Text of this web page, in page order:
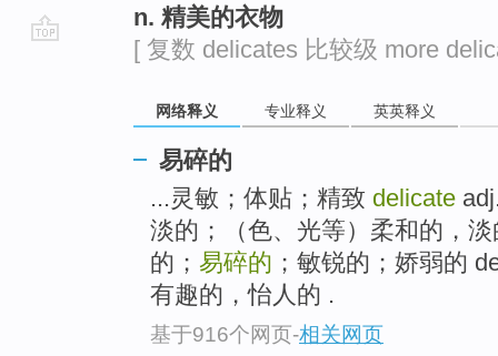
n. 精美的衣物
[ 复数 delicates 比较级 more
网络释义 专业释义 英英释义
易碎的
...灵敏；体贴；精致 delicate
淡的；（色、光等）柔和的，
的； 易碎的 ；敏锐的；娇弱的
有趣的，怡人的 .
基于916个网页-相关网页